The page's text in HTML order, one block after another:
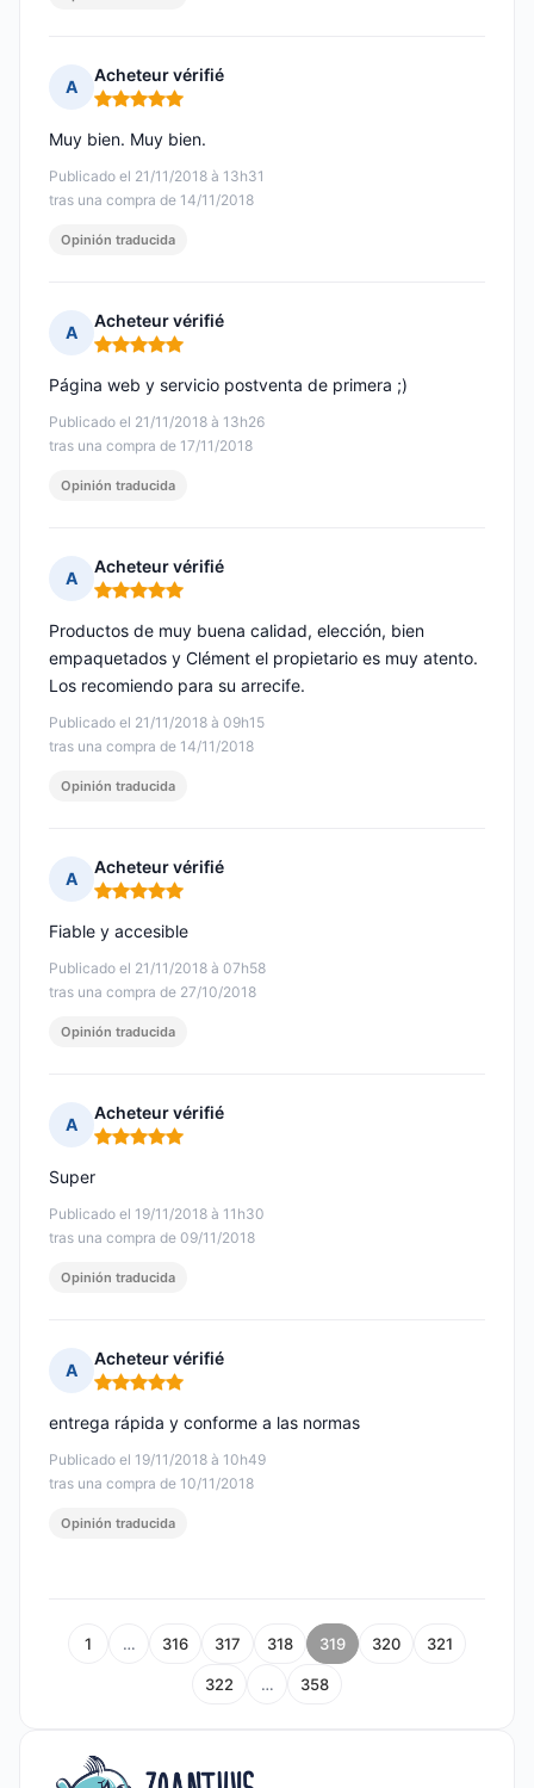
A
Acheteur vérifié
Nota: 5 de 5
Publicado el 21/11/2018 à 13h31
tras una compra de 14/11/2018
Muy bien. Muy bien.
Opinión traducida
A
Acheteur vérifié
Nota: 5 de 5
Publicado el 21/11/2018 à 13h26
tras una compra de 17/11/2018
Página web y servicio postventa de primera ;)
Opinión traducida
A
Acheteur vérifié
Nota: 5 de 5
Publicado el 21/11/2018 à 09h15
tras una compra de 14/11/2018
Productos de muy buena calidad, elección, bien
empaquetados y Clément el propietario es muy atento.
Los recomiendo para su arrecife.
Opinión traducida
A
Acheteur vérifié
Nota: 5 de 5
Publicado el 21/11/2018 à 07h58
tras una compra de 27/10/2018
Fiable y accesible
Opinión traducida
A
Acheteur vérifié
Nota: 5 de 5
Publicado el 19/11/2018 à 11h30
tras una compra de 09/11/2018
Super ️
Opinión traducida
A
Acheteur vérifié
Nota: 5 de 5
Publicado el 19/11/2018 à 10h49
tras una compra de 10/11/2018
entrega rápida y conforme a las normas
Opinión traducida
1 … 316 317 318 319 320 321
322 … 358